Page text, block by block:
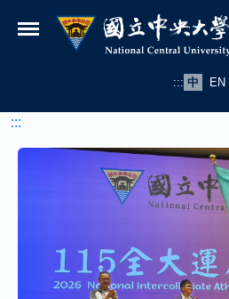
國立中央大學新聞網
::: 中 EN
:::